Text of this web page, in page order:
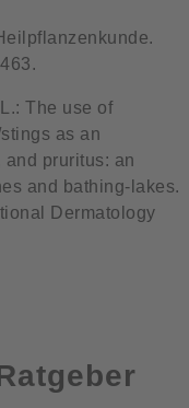
The use of
as an
pruritus: an
and bathing-lakes.
Dermatology